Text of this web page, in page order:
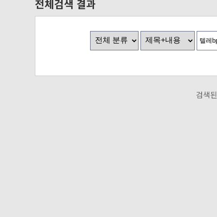
전체검색 결과
검색